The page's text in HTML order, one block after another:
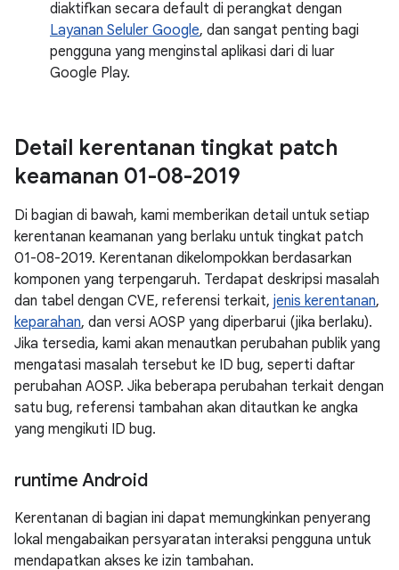
diaktifkan secara default di perangkat dengan
Layanan Seluler Google, dan sangat penting bagi
pengguna yang menginstal aplikasi dari di luar
Google Play.
Detail kerentanan tingkat patch
keamanan 01-08-2019
Di bagian di bawah, kami memberikan detail untuk setiap
kerentanan keamanan yang berlaku untuk tingkat patch
01-08-2019. Kerentanan dikelompokkan berdasarkan
komponen yang terpengaruh. Terdapat deskripsi masalah
dan tabel dengan CVE, referensi terkait, jenis kerentanan,
keparahan, dan versi AOSP yang diperbarui (jika berlaku).
Jika tersedia, kami akan menautkan perubahan publik yang
mengatasi masalah tersebut ke ID bug, seperti daftar
perubahan AOSP. Jika beberapa perubahan terkait dengan
satu bug, referensi tambahan akan ditautkan ke angka
yang mengikuti ID bug.
runtime Android
Kerentanan di bagian ini dapat memungkinkan penyerang
lokal mengabaikan persyaratan interaksi pengguna untuk
mendapatkan akses ke izin tambahan.